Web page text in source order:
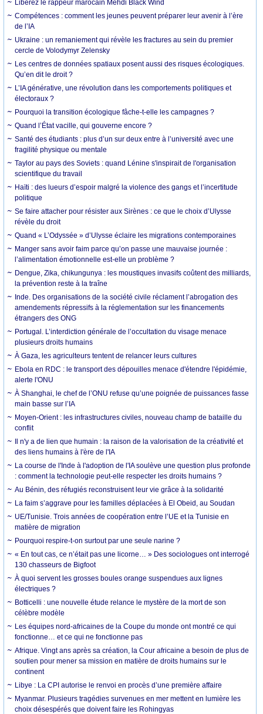
Libérez le rappeur marocain Mehdi Black Wind
Compétences : comment les jeunes peuvent préparer leur avenir à l’ère
de l’IA
Ukraine : un remaniement qui révèle les fractures au sein du premier
cercle de Volodymyr Zelensky
Les centres de données spatiaux posent aussi des risques écologiques.
Qu’en dit le droit ?
L’IA générative, une révolution dans les comportements politiques et
électoraux ?
Pourquoi la transition écologique fâche-t-elle les campagnes ?
Quand l’État vacille, qui gouverne encore ?
Santé des étudiants : plus d’un sur deux entre à l’université avec une
fragilité physique ou mentale
Taylor au pays des Soviets : quand Lénine s'inspirait de l'organisation
scientifique du travail
Haïti : des lueurs d’espoir malgré la violence des gangs et l’incertitude
politique
Se faire attacher pour résister aux Sirènes : ce que le choix d’Ulysse
révèle du droit
Quand « L’Odyssée » d’Ulysse éclaire les migrations contemporaines
Manger sans avoir faim parce qu’on passe une mauvaise journée :
l’alimentation émotionnelle est-elle un problème ?
Dengue, Zika, chikungunya : les moustiques invasifs coûtent des milliards,
la prévention reste à la traîne
Inde. Des organisations de la société civile réclament l’abrogation des
amendements répressifs à la réglementation sur les financements
étrangers des ONG
Portugal. L’interdiction générale de l’occultation du visage menace
plusieurs droits humains
À Gaza, les agriculteurs tentent de relancer leurs cultures
Ebola en RDC : le transport des dépouilles menace d'étendre l'épidémie,
alerte l'ONU
À Shanghai, le chef de l’ONU refuse qu’une poignée de puissances fasse
main basse sur l’IA
Moyen-Orient : les infrastructures civiles, nouveau champ de bataille du
conflit
Il n'y a de lien que humain : la raison de la valorisation de la créativité et
des liens humains à l'ère de l'IA
La course de l'Inde à l'adoption de l'IA soulève une question plus profonde
: comment la technologie peut-elle respecter les droits humains ?
Au Bénin, des réfugiés reconstruisent leur vie grâce à la solidarité
La faim s’aggrave pour les familles déplacées à El Obeid, au Soudan
UE/Tunisie. Trois années de coopération entre l’UE et la Tunisie en
matière de migration
Pourquoi respire-t-on surtout par une seule narine ?
« En tout cas, ce n’était pas une licorne… » Des sociologues ont interrogé
130 chasseurs de Bigfoot
À quoi servent les grosses boules orange suspendues aux lignes
électriques ?
Botticelli : une nouvelle étude relance le mystère de la mort de son
célèbre modèle
Les équipes nord-africaines de la Coupe du monde ont montré ce qui
fonctionne… et ce qui ne fonctionne pas
Afrique. Vingt ans après sa création, la Cour africaine a besoin de plus de
soutien pour mener sa mission en matière de droits humains sur le
continent
Libye : La CPI autorise le renvoi en procès d’une première affaire
Myanmar. Plusieurs tragédies survenues en mer mettent en lumière les
choix désespérés que doivent faire les Rohingyas